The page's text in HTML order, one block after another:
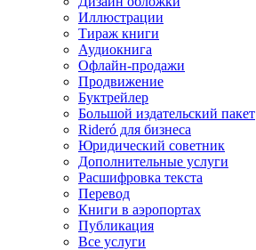
Иллюстрации
Тираж книги
Аудиокнига
Офлайн-продажи
Продвижение
Буктрейлер
Большой издательский пакет
Rideró для бизнеса
Юридический советник
Дополнительные услуги
Расшифровка текста
Перевод
Книги в аэропортах
Публикация
Все услуги